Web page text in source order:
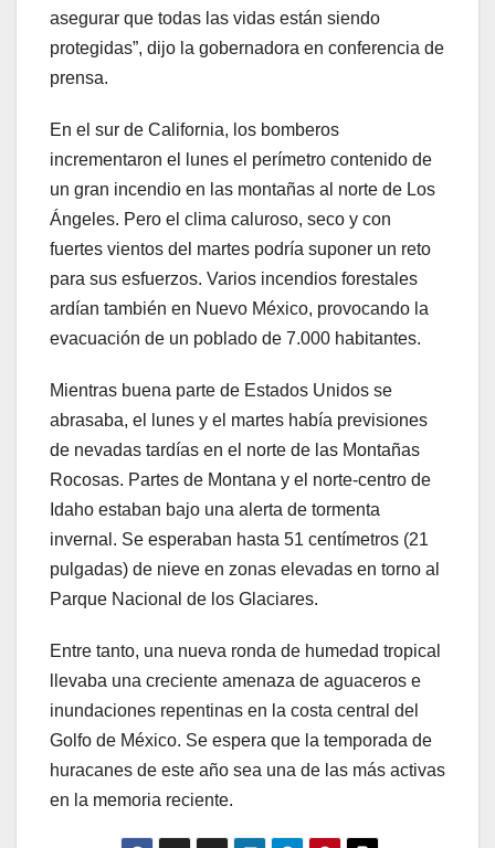
asegurar que todas las vidas están siendo
protegidas”, dijo la gobernadora en conferencia de
prensa.
En el sur de California, los bomberos
incrementaron el lunes el perímetro contenido de
un gran incendio en las montañas al norte de Los
Ángeles. Pero el clima caluroso, seco y con
fuertes vientos del martes podría suponer un reto
para sus esfuerzos. Varios incendios forestales
ardían también en Nuevo México, provocando la
evacuación de un poblado de 7.000 habitantes.
Mientras buena parte de Estados Unidos se
abrasaba, el lunes y el martes había previsiones
de nevadas tardías en el norte de las Montañas
Rocosas. Partes de Montana y el norte-centro de
Idaho estaban bajo una alerta de tormenta
invernal. Se esperaban hasta 51 centímetros (21
pulgadas) de nieve en zonas elevadas en torno al
Parque Nacional de los Glaciares.
Entre tanto, una nueva ronda de humedad tropical
llevaba una creciente amenaza de aguaceros e
inundaciones repentinas en la costa central del
Golfo de México. Se espera que la temporada de
huracanes de este año sea una de las más activas
en la memoria reciente.